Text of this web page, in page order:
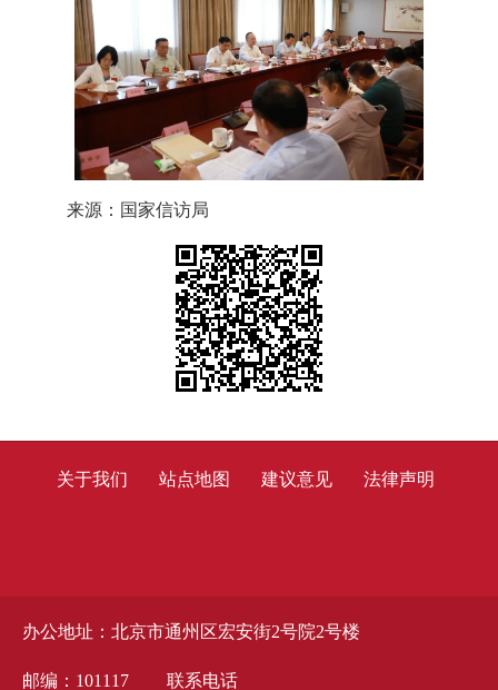
来源：国家信访局
办公地址：北京市通州区宏安街2号院2号楼
邮编：101117 联系电话
关于我们 站点地图 建议意见 法律声明